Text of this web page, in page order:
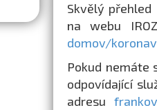
Skvělý
na webu
domov/
Pokud nemáte
odpovídající
adresu